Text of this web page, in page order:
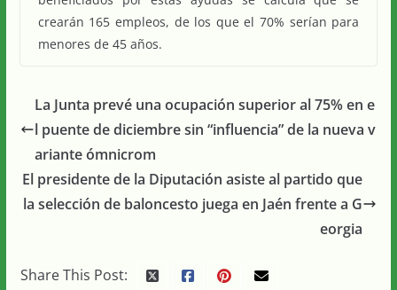
crearán 165 empleos, de los que el 70% serían para
menores de 45 años.
La Junta prevé una ocupación superior al 75% en e
l puente de diciembre sin “influencia” de la nueva v
ariante ómnicrom
El presidente de la Diputación asiste al partido que
la selección de baloncesto juega en Jaén frente a G
eorgia
Share This Post: